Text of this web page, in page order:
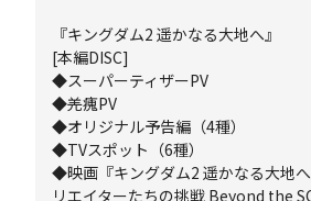
『キングダム2 遥かなる大地へ』
[本編DISC]
◆スーパーティザーPV
◆羌瘣PV
◆オリジナル予告編（4種）
◆TVスポット（6種）
◆映画『キングダム2 遥かなる大地
リエイターたちの挑戦 Beyond the